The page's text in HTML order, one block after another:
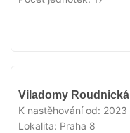
Viladomy Roudnická
K nastěhování od: 2023
Lokalita: Praha 8